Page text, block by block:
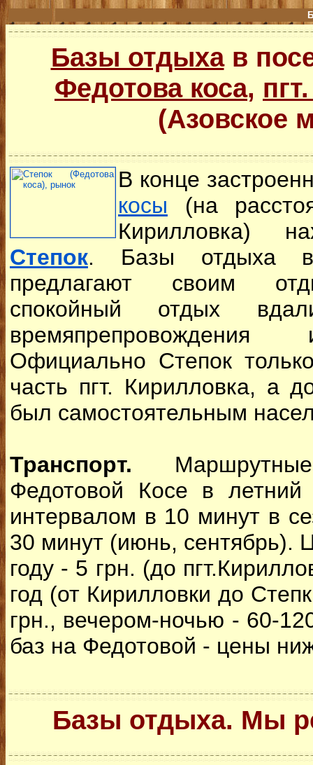
Базы отдыхав
Федотова коса,
(Азовское
В конце
косы (на
Кирилловка)
Степок. Базы отдыха
предлагают своим
спокойный отдых
Официально Степок
часть пгт. Кирилловка, а
был самостоятельным
Транспорт.
Федотовой Косе в
интервалом в 10 минут в
30 минут (июнь, сентябрь).
году - 5 грн. (до
год (от Кирилловки до
грн., вечером-ночью - 60-
баз на Федотовой - цены
Базы отдыха. Мы